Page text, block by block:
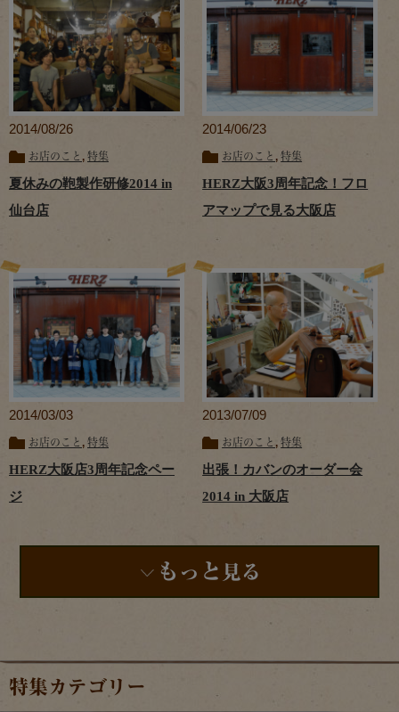
2014/08/26
お店のこと , 特集
夏休みの鞄製作研修2014 in
仙台店
2014/06/23
お店のこと ,特集
HERZ大阪3周年記念！フロ
アマップで見る大阪店
2014/03/03
お店のこと , 特集
HERZ大阪店3周年記念ペー
ジ
2013/07/09
お店のこと ,特集
出張！カバンのオーダー会
2014 in 大阪店
もっと 見る
特集カテゴリー